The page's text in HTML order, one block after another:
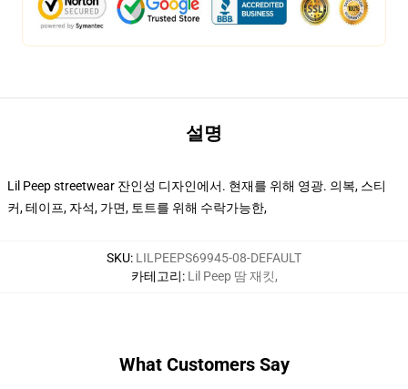
설명
Lil Peep streetwear 잔인성 디자인에서. 현재를 위해 영광. 의복, 스티
커, 테이프, 자석, 가면, 토트를 위해 수락가능한,
SKU: LILPEEPS69945-08-DEFAULT
카테고리: Lil Peep 땀 재킷,
What Customers Say